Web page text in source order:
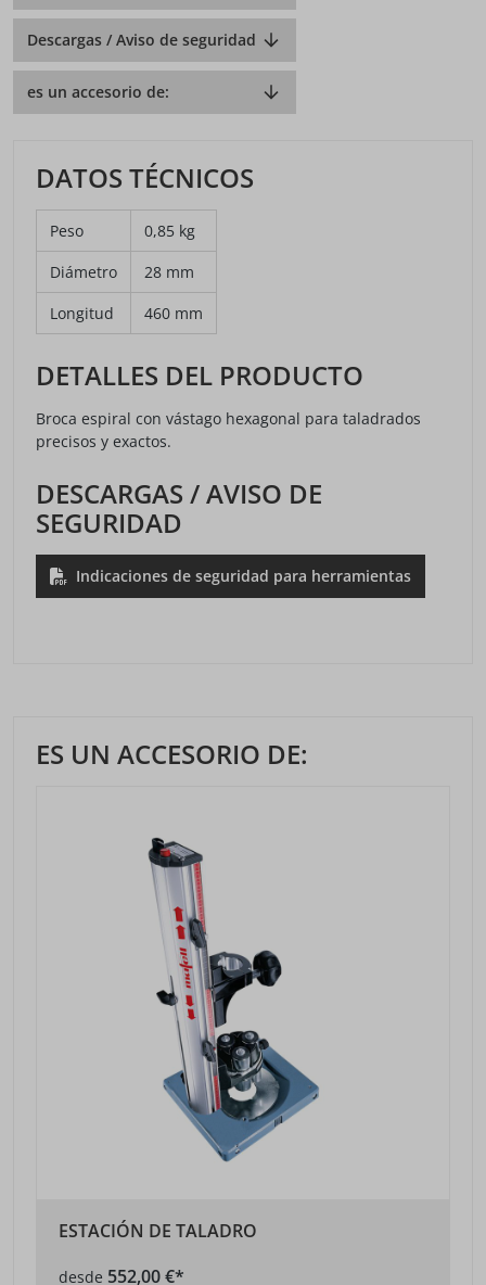
Descargas / Aviso de seguridad
es un accesorio de:
DATOS TÉCNICOS
Peso
0,85 kg
Diámetro
28 mm
Longitud
460 mm
DETALLES DEL PRODUCTO
Broca espiral con vástago hexagonal para taladrados
precisos y exactos.
DESCARGAS / AVISO DE
SEGURIDAD
Indicaciones de seguridad para herramientas
ES UN ACCESORIO DE:
ESTACIÓN DE TALADRO
desde 552,00 €*